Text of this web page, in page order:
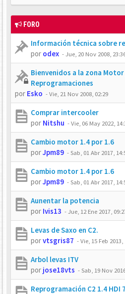
FORO
Información técnica sobre
por odex -Jue, 20 Nov 2008,
Bienvenidos a la zona Motor
Reprogramaciones
por Esko -Vie, 21 Nov 2008, 02:29
Comprar intercooler
por Nitshu -Vie, 06 May 2022,
Cambio motor 1.4 por 1.6
porJpm89 -Sab, 01 Abr 2017,
Cambio motor 1.4 por 1.6
porJpm89 -Sab, 01 Abr 2017,
Aunentar la potencia
por Ivis13 -Jue, 12 Ene 2017,
Levas de Saxo en C2.
porvtsgris87 -Vie, 15 Feb 2013,
Arbol levas ITV
por jose18vts -Sab, 19 Nov
Reprogramación C2 1.4 HDI